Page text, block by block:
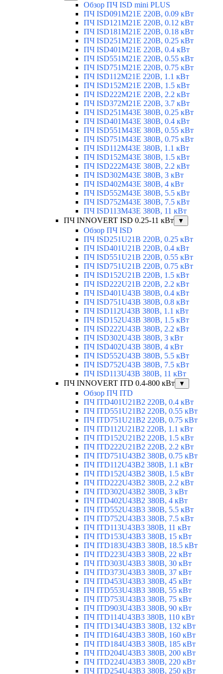
Обзор ПЧ ISD mini PLUS
ПЧ ISD091M21E 220В, 0.09 кВт
ПЧ ISD121M21E 220В, 0.12 кВт
ПЧ ISD181M21E 220В, 0.18 кВт
ПЧ ISD251M21E 220В, 0.25 кВт
ПЧ ISD401M21E 220В, 0.4 кВт
ПЧ ISD551M21E 220В, 0.55 кВт
ПЧ ISD751M21E 220В, 0.75 кВт
ПЧ ISD112M21E 220В, 1.1 кВт
ПЧ ISD152M21E 220В, 1.5 кВт
ПЧ ISD222M21E 220В, 2.2 кВт
ПЧ ISD372M21E 220В, 3.7 кВт
ПЧ ISD251M43E 380В, 0.25 кВт
ПЧ ISD401M43E 380В, 0.4 кВт
ПЧ ISD551M43E 380В, 0.55 кВт
ПЧ ISD751M43E 380В, 0.75 кВт
ПЧ ISD112M43E 380В, 1.1 кВт
ПЧ ISD152M43E 380В, 1.5 кВт
ПЧ ISD222M43E 380В, 2.2 кВт
ПЧ ISD302M43E 380В, 3 кВт
ПЧ ISD402M43E 380В, 4 кВт
ПЧ ISD552M43E 380В, 5.5 кВт
ПЧ ISD752M43E 380В, 7.5 кВт
ПЧ ISD113M43E 380В, 11 кВт
ПЧ INNOVERT ISD 0.25-11 кВт
▼
Обзор ПЧ ISD
ПЧ ISD251U21B 220В, 0.25 кВт
ПЧ ISD401U21B 220В, 0.4 кВт
ПЧ ISD551U21B 220В, 0.55 кВт
ПЧ ISD751U21B 220В, 0.75 кВт
ПЧ ISD152U21B 220В, 1.5 кВт
ПЧ ISD222U21B 220В, 2.2 кВт
ПЧ ISD401U43B 380В, 0.4 кВт
ПЧ ISD751U43B 380В, 0.8 кВт
ПЧ ISD112U43B 380В, 1.1 кВт
ПЧ ISD152U43B 380В, 1.5 кВт
ПЧ ISD222U43B 380В, 2.2 кВт
ПЧ ISD302U43B 380В, 3 кВт
ПЧ ISD402U43B 380В, 4 кВт
ПЧ ISD552U43B 380В, 5.5 кВт
ПЧ ISD752U43B 380В, 7.5 кВт
ПЧ ISD113U43B 380В, 11 кВт
ПЧ INNOVERT ITD 0.4-800 кВт
▼
Обзор ПЧ ITD
ПЧ ITD401U21B2 220В, 0.4 кВт
ПЧ ITD551U21B2 220В, 0.55 кВт
ПЧ ITD751U21B2 220В, 0.75 кВт
ПЧ ITD112U21B2 220В, 1.1 кВт
ПЧ ITD152U21B2 220В, 1.5 кВт
ПЧ ITD222U21B2 220В, 2.2 кВт
ПЧ ITD751U43B2 380В, 0.75 кВт
ПЧ ITD112U43B2 380В, 1.1 кВт
ПЧ ITD152U43B2 380В, 1.5 кВт
ПЧ ITD222U43B2 380В, 2.2 кВт
ПЧ ITD302U43B2 380В, 3 кВт
ПЧ ITD402U43B2 380В, 4 кВт
ПЧ ITD552U43B3 380В, 5.5 кВт
ПЧ ITD752U43B3 380В, 7.5 кВт
ПЧ ITD113U43B3 380В, 11 кВт
ПЧ ITD153U43B3 380В, 15 кВт
ПЧ ITD183U43B3 380В, 18.5 кВт
ПЧ ITD223U43B3 380В, 22 кВт
ПЧ ITD303U43B3 380В, 30 кВт
ПЧ ITD373U43B3 380В, 37 кВт
ПЧ ITD453U43B3 380В, 45 кВт
ПЧ ITD553U43B3 380В, 55 кВт
ПЧ ITD753U43B3 380В, 75 кВт
ПЧ ITD903U43B3 380В, 90 кВт
ПЧ ITD114U43B3 380В, 110 кВт
ПЧ ITD134U43B3 380В, 132 кВт
ПЧ ITD164U43B3 380В, 160 кВт
ПЧ ITD184U43B3 380В, 185 кВт
ПЧ ITD204U43B3 380В, 200 кВт
ПЧ ITD224U43B3 380В, 220 кВт
ПЧ ITD254U43B3 380В, 250 кВт